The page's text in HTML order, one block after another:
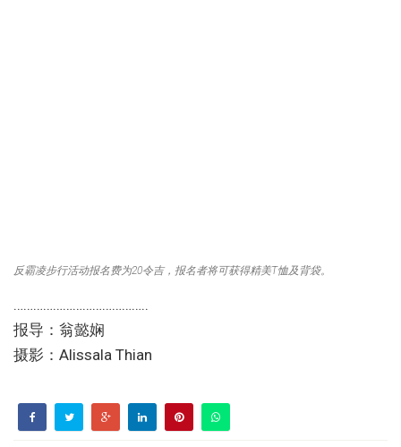
反霸凌步行活动报名费为20令吉，报名者将可获得精美T恤及背袋。
…………………………………..
报导：翁懿娴
摄影：Alissala Thian